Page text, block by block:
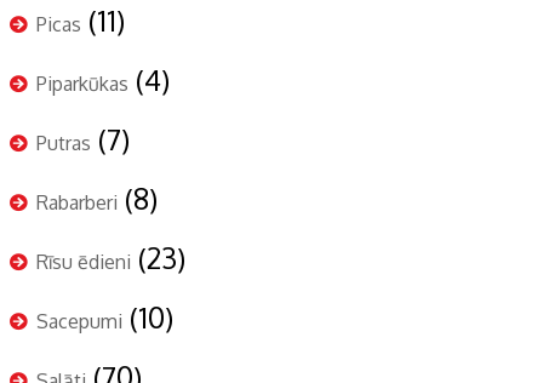
Picas (11)
Piparkūkas (4)
Putras (7)
Rabarberi (8)
Rīsu ēdieni (23)
Sacepumi (10)